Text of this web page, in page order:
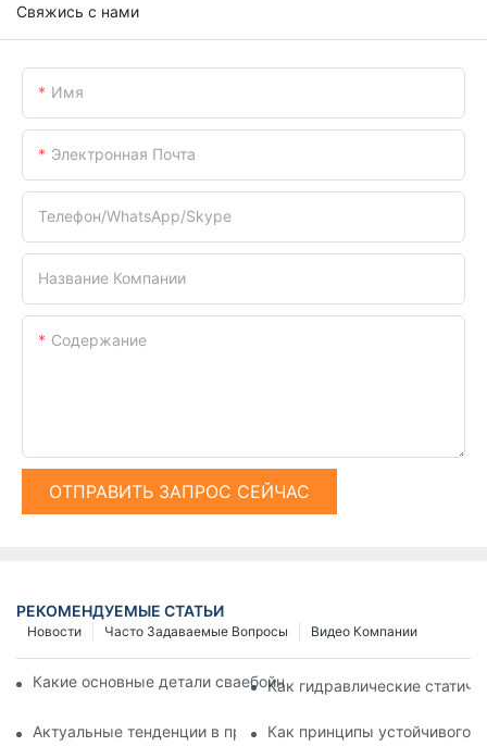
Свяжись с нами
Имя
Электронная Почта
Телефон/WhatsApp/Skype
Название Компании
Содержание
ОТПРАВИТЬ ЗАПРОС СЕЙЧАС
РЕКОМЕНДУЕМЫЕ СТАТЬИ
Видео Компании
Часто Задаваемые Вопросы
Новости
Какие основные детали сваебойной машины вам
Как гидравлические
Актуальные тенденции в производстве сваебойных машин,
Как принципы устойчивого